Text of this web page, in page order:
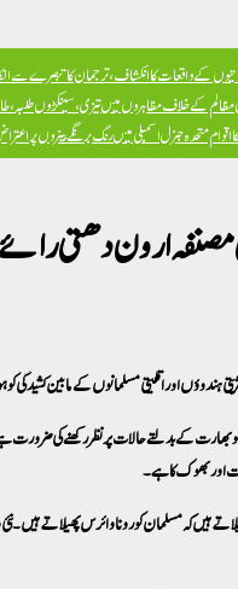
کے واقعات کا انکشاف، ترجمان کا تبصرے سے
کے خلاف مظاہروں میں تیزی، سینکڑوں طلبہ،
اقوام متحدہ جنرل اسمبلی میں رنگ برنگے بینروں پر
ارون دھتی رائے
اور اقلیتی مسلمانوں کے مابین کشیدگی
کے بدلتے حالات پر نظر رکھنے کی ضرورت
اور بھوک کا ہے۔
کورونا وائرس پھیلاتے ہیں۔نئی